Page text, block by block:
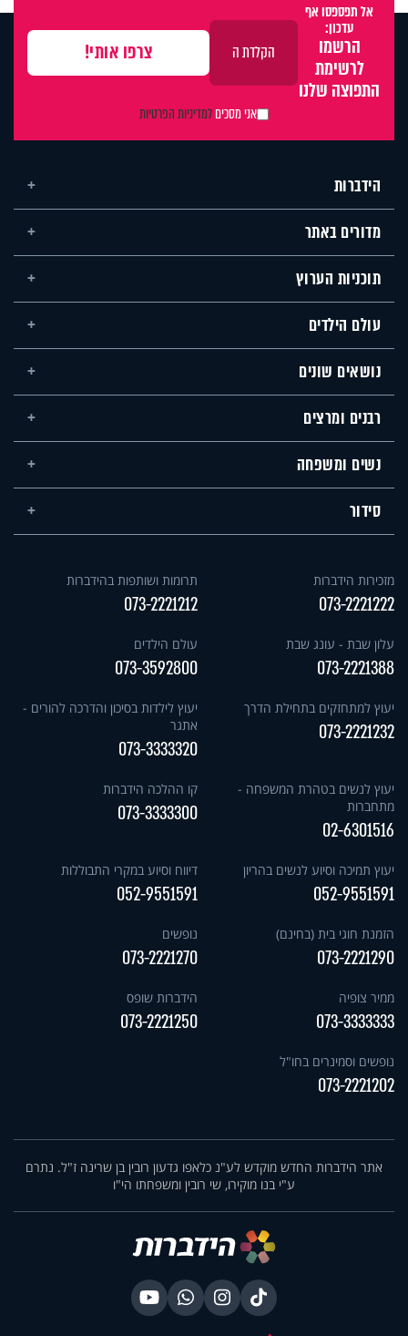
אל תפספסו אף
עדכון:
הרשמו
לרשימת
התפוצה שלנו
אני מסכיםלמדיניות הפרטיות
הידברות
מדורים באתר
תוכניות הערוץ
עולם הילדים
נושאים שונים
רבנים ומרצים
נשים ומשפחה
סידור
מזכירות הידברות
073-2221222
תרומות ושותפות בהידברות
073-2221212
עלון שבת - עונג שבת
073-2221388
עולם הילדים
073-3592800
יעוץ למתחזקים בתחילת הדרך
073-2221232
יעוץ לילדות בסיכון והדרכה להורים -
אתגר
073-3333320
יעוץ לנשים בטהרת המשפחה -
מתחברות
02-6301516
קו ההלכה הידברות
073-3333300
יעוץ תמיכה וסיוע לנשים בהריון
052-9551591
דיווח וסיוע במקרי התבוללות
052-9551591
הזמנת חוגי בית (בחינם)
073-2221290
נופשים
073-2221270
ממיר צופיה
073-3333333
הידברות שופס
073-2221250
נופשים וסמינרים בחו"ל
073-2221202
אתר הידברות החדש מוקדש לע"נ כלאפו גדעון רובין בן שרינה ז"ל. נתרם
ע"י בנו מוקירו, שי רובין ומשפחתו הי"ו